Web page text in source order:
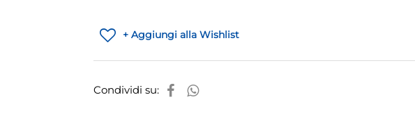
+ Aggiungi alla Wishlist
Condividi su: